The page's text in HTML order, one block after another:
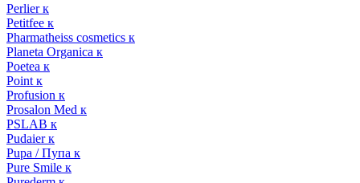
Perlier к
Petitfee к
Pharmatheiss cosmetics к
Planeta Organica к
Poetea к
Point к
Profusion к
Prosalon Med к
PSLAB к
Pudaier к
Pupa / Пупа к
Pure Smile к